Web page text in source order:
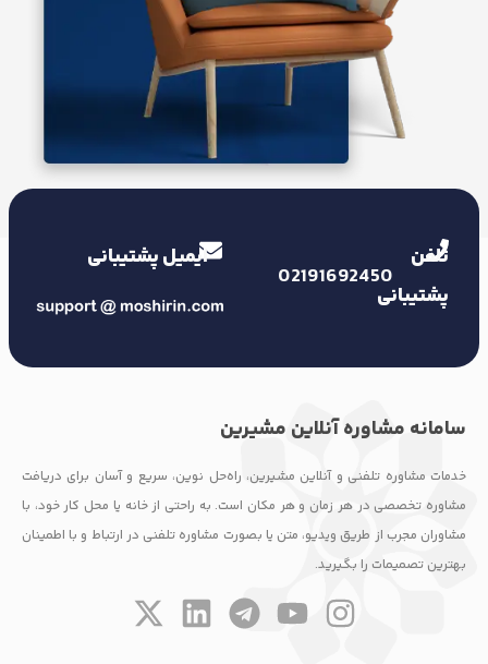
02191692450
ایمیل پشتیبانی
مشاوره آنلاین مشیرین
تلفنی و آنلاین مشیرین، راه‌‌حل نوین، سریع و آسان برای دریافت
در هر زمان و هر مکان است. به راحتی از خانه یا محل کار خود، با
از طریق ویدیو، متن یا بصورت مشاوره تلفنی در ارتباط و با اطمینان
را بگیرید.